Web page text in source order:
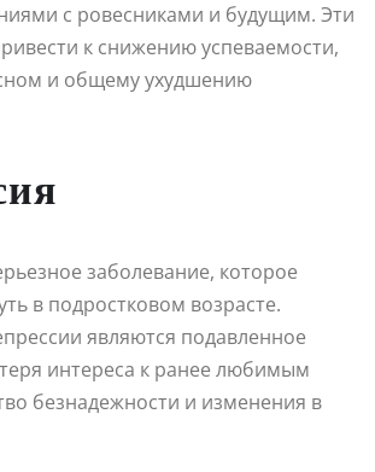
с ровесниками и будущим. Эти
к снижению успеваемости,
и общему ухудшению
заболевание, которое
в подростковом возрасте.
являются подавленное
интереса к ранее любимым
безнадежности и изменения в